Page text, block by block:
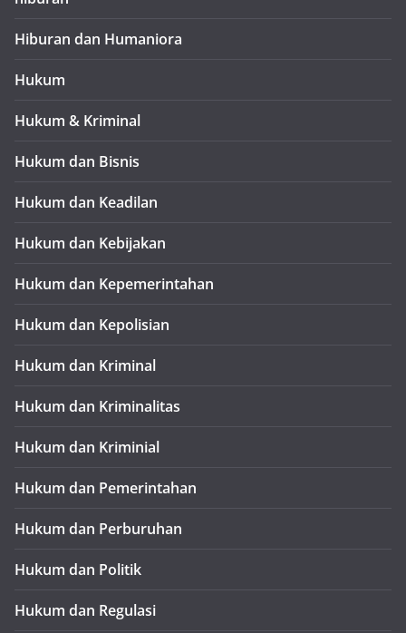
Hiburan dan Humaniora
Hukum
Hukum & Kriminal
Hukum dan Bisnis
Hukum dan Keadilan
Hukum dan Kebijakan
Hukum dan Kepemerintahan
Hukum dan Kepolisian
Hukum dan Kriminal
Hukum dan Kriminalitas
Hukum dan Kriminial
Hukum dan Pemerintahan
Hukum dan Perburuhan
Hukum dan Politik
Hukum dan Regulasi